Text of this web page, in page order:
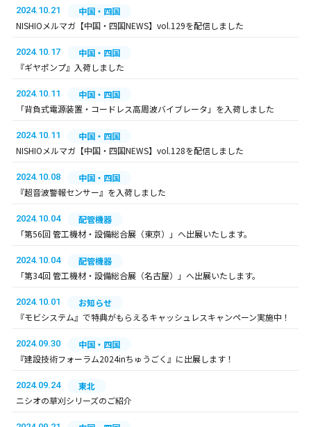
2024.10.21
中国・四国
NISHIOメルマガ【中国・四国NEWS】vol.129を配信しました
2024.10.17
中国・四国
『ギヤポンプ』入荷しました
2024.10.11
中国・四国
「背負式電源装置・コードレス高周波バイブレータ」を入荷しました
2024.10.11
中国・四国
NISHIOメルマガ【中国・四国NEWS】vol.128を配信しました
2024.10.08
中国・四国
『超音波警報センサー』を入荷しました
2024.10.04
配管機器
「第56回 管工機材・設備総合展（東京）」へ出展いたします。
2024.10.04
配管機器
「第34回 管工機材・設備総合展（名古屋）」へ出展いたします。
2024.10.01
お知らせ
『モビシステム』で特典がもらえるキャッシュレスキャンペーン実施中！
2024.09.30
中国・四国
『建設技術フォーラム2024inちゅうごく』に出展します！
2024.09.24
東北
ニシオの草刈シリーズのご紹介